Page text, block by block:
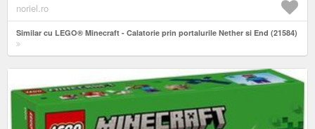
noriel.ro
Similar cu LEGO® Minecraft - Calatorie prin portalurile Nether si End (21584)